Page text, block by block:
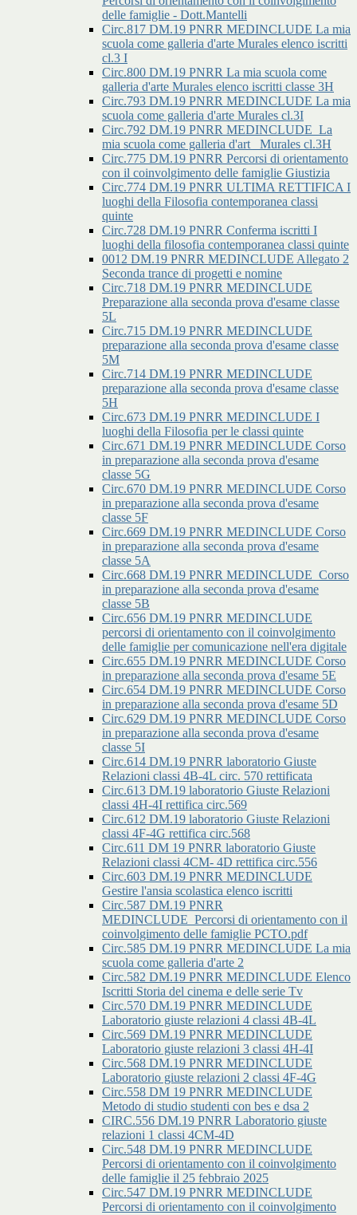
delle famiglie - Dott.Mantelli
Circ.817 DM.19 PNRR MEDINCLUDE La mia
scuola come galleria d'arte Murales elenco iscritti
cl.3 I
Circ.800 DM.19 PNRR La mia scuola come
galleria d'arte Murales elenco iscritti classe 3H
Circ.793 DM.19 PNRR MEDINCLUDE La mia
scuola come galleria d'arte Murales cl.3I
Circ.792 DM.19 PNRR MEDINCLUDE_La
mia scuola come galleria d'art _Murales cl.3H
Circ.775 DM.19 PNRR Percorsi di orientamento
con il coinvolgimento delle famiglie Giustizia
Circ.774 DM.19 PNRR ULTIMA RETTIFICA I
luoghi della Filosofia contemporanea classi
quinte
Circ.728 DM.19 PNRR Conferma iscritti I
luoghi della filosofia contemporanea classi quinte
0012 DM.19 PNRR MEDINCLUDE Allegato 2
Seconda trance di progetti e nomine
Circ.718 DM.19 PNRR MEDINCLUDE
Preparazione alla seconda prova d'esame classe
5L
Circ.715 DM.19 PNRR MEDINCLUDE
preparazione alla seconda prova d'esame classe
5M
Circ.714 DM.19 PNRR MEDINCLUDE
preparazione alla seconda prova d'esame classe
5H
Circ.673 DM.19 PNRR MEDINCLUDE I
luoghi della Filosofia per le classi quinte
Circ.671 DM.19 PNRR MEDINCLUDE Corso
in preparazione alla seconda prova d'esame
classe 5G
Circ.670 DM.19 PNRR MEDINCLUDE Corso
in preparazione alla seconda prova d'esame
classe 5F
Circ.669 DM.19 PNRR MEDINCLUDE Corso
in preparazione alla seconda prova d'esame
classe 5A
Circ.668 DM.19 PNRR MEDINCLUDE_Corso
in preparazione alla seconda prova d'esame
classe 5B
Circ.656 DM.19 PNRR MEDINCLUDE
percorsi di orientamento con il coinvolgimento
delle famiglie per comunicazione nell'era digitale
Circ.655 DM.19 PNRR MEDINCLUDE Corso
in preparazione alla seconda prova d'esame 5E
Circ.654 DM.19 PNRR MEDINCLUDE Corso
in preparazione alla seconda prova d'esame 5D
Circ.629 DM.19 PNRR MEDINCLUDE Corso
in preparazione alla seconda prova d'esame
classe 5I
Circ.614 DM.19 PNRR laboratorio Giuste
Relazioni classi 4B-4L circ. 570 rettificata
Circ.613 DM.19 laboratorio Giuste Relazioni
classi 4H-4I rettifica circ.569
Circ.612 DM.19 laboratorio Giuste Relazioni
classi 4F-4G rettifica circ.568
Circ.611 DM 19 PNRR laboratorio Giuste
Relazioni classi 4CM- 4D rettifica circ.556
Circ.603 DM.19 PNRR MEDINCLUDE
Gestire l'ansia scolastica elenco iscritti
Circ.587 DM.19 PNRR
MEDINCLUDE_Percorsi di orientamento con il
coinvolgimento delle famiglie PCTO.pdf
Circ.585 DM.19 PNRR MEDINCLUDE La mia
scuola come galleria d'arte 2
Circ.582 DM.19 PNRR MEDINCLUDE Elenco
Iscritti Storia del cinema e delle serie Tv
Circ.570 DM.19 PNRR MEDINCLUDE
Laboratorio giuste relazioni 4 classi 4B-4L
Circ.569 DM.19 PNRR MEDINCLUDE
Laboratorio giuste relazioni 3 classi 4H-4I
Circ.568 DM.19 PNRR MEDINCLUDE
Laboratorio giuste relazioni 2 classi 4F-4G
Circ.558 DM 19 PNRR MEDINCLUDE
Metodo di studio studenti con bes e dsa 2
CIRC.556 DM.19 PNRR Laboratorio giuste
relazioni 1 classi 4CM-4D
Circ.548 DM.19 PNRR MEDINCLUDE
Percorsi di orientamento con il coinvolgimento
delle famiglie il 25 febbraio 2025
Circ.547 DM.19 PNRR MEDINCLUDE
Percorsi di orientamento con il coinvolgimento